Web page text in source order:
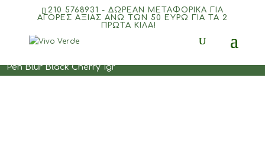
210 5768931 - ΔΩΡΕΑΝ ΜΕΤΑΦΟΡΙΚΆ ΓΙΑ
ΑΓΟΡΈΣ ΑΞΊΑΣ ΆΝΩ ΤΩΝ 50 ΕΥΡΏ ΓΙΑ ΤΑ 2
ΠΡΏΤΑ ΚΙΛΆ!
Pen Blur Black Cherry 1gr